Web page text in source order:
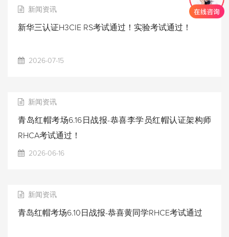
新闻资讯
新华三认证H3CIE RS考试通过！实验考试通过！
2026-07-15
新闻资讯
青岛红帽考场6.16日战报-恭喜李学员红帽认证架构师
RHCA考试通过！
2026-06-16
新闻资讯
青岛红帽考场6.10日战报-恭喜黄同学RHCE考试通过